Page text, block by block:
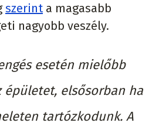
szerint a magasabb
nagyobb veszély.
esetén mielőbb
épületet, elsősorban ha
tartózkodunk. A